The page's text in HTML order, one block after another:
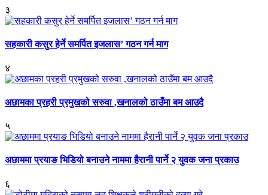
३
सहकारी कसुर हेर्ने समर्पित इजलास’ गठन गर्न माग
४
अछामका प्रहरी प्रमुखको सरुवा ,खनालको ठाउँमा बम आउदै
५
अछाममा प्रयाङ भिडियो बनाउने नाममा हैरानी पार्ने २ युवक जना प्रकाउ
६